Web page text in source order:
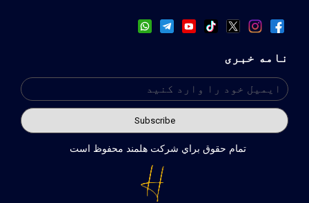
نامه خبری
تمام حقوق براي شركت هلمند محفوظ است